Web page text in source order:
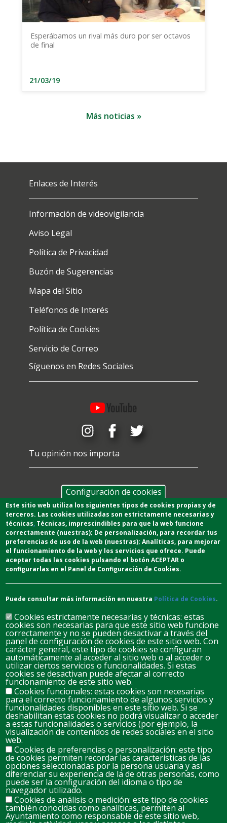
Esperábamos un rival más duro por ser octavos
de final
21/03/19
Más noticias »
Enlaces de Interés
Información de videovigilancia
Aviso Legal
Política de Privacidad
Buzón de Sugerencias
Mapa del Sitio
Teléfonos de Interés
Política de Cookies
Servicio de Correo
Síguenos en Redes Sociales
Tu opinión nos importa
D L M M J V S
26 27 28 29 30 31
2 3 4 5 6 7 8
16 17 18 19 20 21 22
23 24 25 26 27 28 29
Configuración de cookies
Este sitio web utiliza los siguientes tipos de cookies propias y de
terceros. Las cookies utilizadas son estrictamente necesarias y
técnicas, Técnicas, imprescindibles para que la web funcione
correctamente (nuestras); De personalización, para recordar tus
preferencias de uso de la web (nuestras);Analíticas, para mejorar
el funcionamiento de la web y los servicios que ofrece. Puede
aceptar todas las cookies pulsando el botón ACEPTAR o
configurarlas en el Panel de Configuración de Cookies.
Puede consultar más información en nuestra Política de Cookies.
Cookies estrictamente necesarias y técnicas: estas
cookies son necesarias para que este sitio web funcione
correctamente y no se pueden desactivar a través del
panel de configuración de cookies de este sitio web. Con
carácter general, este tipo de cookies se configuran
automáticamente al acceder al sitio web o al acceder o
utilizar ciertos servicios o funcionalidades. Si estas
cookies se desactivan puede afectar al correcto
funcionamiento de este sitio web.
Cookies funcionales: estas cookies son necesarias
para el correcto funcionamiento de algunos servicios y
funcionalidades disponibles en este sitio web. Si se
deshabilitan estas cookies no podrá visualizar o acceder
a estas funcionalidades o servicios (por ejemplo, la
visualización de contenidos de redes sociales en el sitio
web.
Cookies de preferencias o personalización: este tipo
de cookies permiten recordar las características de las
opciones seleccionadas por la persona usuaria y así
diferenciar su experiencia de la de otras personas, como
puede ser la configuración del idioma o tipo de
navegador utilizado.
Cookies de análisis o medición: este tipo de cookies
también conocidas como analíticas, permiten al
Ayuntamiento como responsable de este sitio web,